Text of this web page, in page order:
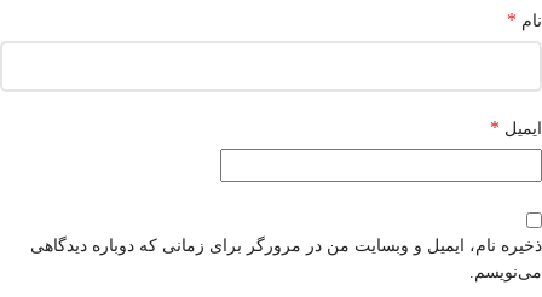
نام *
ایمیل *
ذخیره نام، ایمیل و وبسایت من در مرورگر برای زمانی که دوباره دیدگاهی
می‌نویسم.